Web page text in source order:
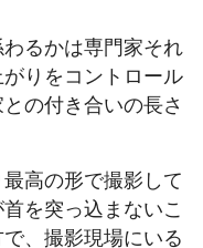
るかは専門家それ
りをコントロール
の付き合いの長さ
高の形で撮影して
を突っ込まないこ
、撮影現場にいる